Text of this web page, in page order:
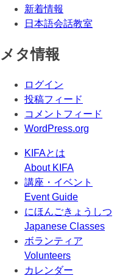
新着情報
日本語会話教室
メタ情報
ログイン
投稿フィード
コメントフィード
WordPress.org
KIFAとは
About KIFA
講座・イベント
Event Guide
にほんごきょうしつ
Japanese Classes
ボランティア
Volunteers
カレンダー